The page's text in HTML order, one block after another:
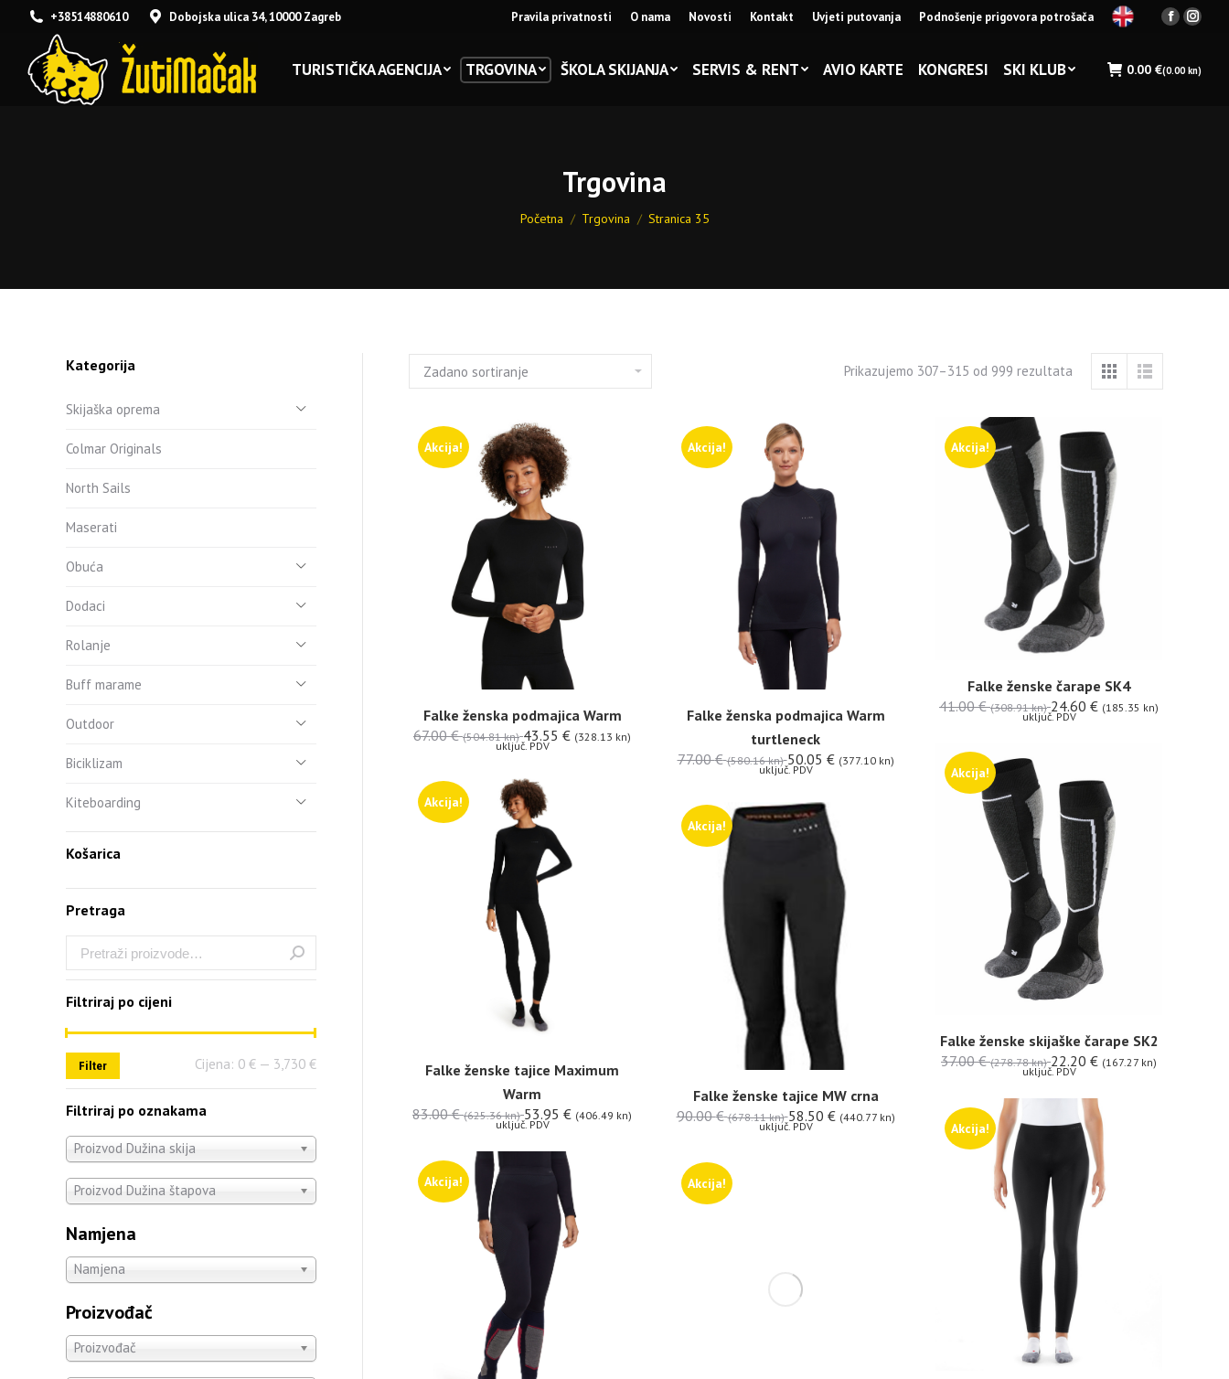
+38514880610 Dobojska ulica 34, 10000 Zagreb Pravila privatnosti O nama Novosti Kontakt Uvjeti putovanja Podnošenje prigovora potrošača
Facebook
in
in
TURISTIČKA AGENCIJA TRGOVINA ŠKOLA SKIJANJA SERVIS & RENT AVIO KARTE KONGRESI SKI KLUB 0.00 €(0.00 kn)
Trgovina
You are here:
Početna Trgovina Stranica 35
Prikazujemo 307–315 od 999 rezultata
Akcija!
Falke ženska podmajica Warm
67.00€ (504.81 kn) 43.55 € (328.13 kn)
uključ. PDV
Akcija!
Falke ženska podmajica Warm
turtleneck
77.00€ (580.16 kn) 50.05 € (377.10 kn)
uključ. PDV
Akcija!
Falke ženske čarape SK4
41.00€ (308.91 kn) 24.60 € (185.35 kn)
uključ. PDV
Akcija!
Falke ženske skijaške čarape SK2
37.00€ (278.78 kn) 22.20 € (167.27 kn)
uključ. PDV
Akcija!
Falke ženske tajice Maximum
Warm
83.00€ (625.36 kn) 53.95 € (406.49 kn)
uključ. PDV
Akcija!
Falke ženske tajice MW crna
90.00€ (678.11 kn) 58.50 € (440.77 kn)
uključ. PDV Akcija!
Akcija! Akcija!
Kategorija
Skijaška oprema
Colmar Originals
North Sails
Maserati
Obuća
Dodaci
Rolanje
Buff marame
Outdoor
Biciklizam
Kiteboarding
Košarica
Pretraga
Filtriraj po cijeni
Filter Cijena: 0 € — 3,730 €
Filtriraj po oznakama
Proizvod Dužina skija
Proizvod Dužina štapova
Namjena
Namjena
Proizvođač
Proizvođač